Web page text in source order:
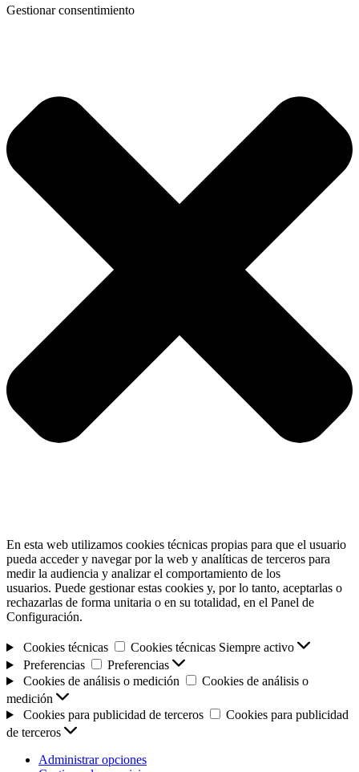
Gestionar consentimiento
En esta web utilizamos cookies técnicas propias para que el usuario
pueda acceder y navegar por la web y analíticas de terceros para
medir la audiencia y analizar el comportamiento de los
usuarios. Puede gestionar estas cookies y, por lo tanto, aceptarlas o
rechazarlas de forma unitaria o en su totalidad, en el Panel de
Configuración.
Cookies técnicas Cookies técnicas Siempre activo
Preferencias
Preferencias
Cookies de análisis o medición
Cookies de análisis o
medición
Cookies para publicidad de terceros
Cookies para publicidad
de terceros
Administrar opciones